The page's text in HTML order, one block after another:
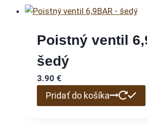
Poistný ventil
šedý
3.90 €
Pridať do košíka